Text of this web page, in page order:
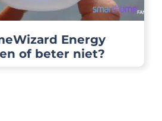
Energy
of beter niet?